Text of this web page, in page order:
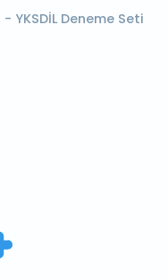
YKSDİL Deneme Seti